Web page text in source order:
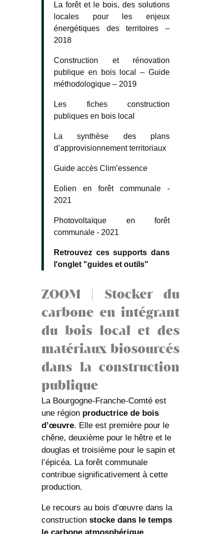
La forêt et le bois, des solutions
locales pour les enjeux
énergétiques des territoires –
2018
Construction et rénovation
publique en bois local – Guide
méthodologique – 2019
Les fiches construction
publiques en bois local
La synthèse des plans
d’approvisionnement territoriaux
Guide accès Clim’essence
Eolien en forêt communale -
2021
Photovoltaïque en forêt
communale - 2021
Retrouvez ces supports dans
l'onglet "guides et outils"
ZOOM | Stocker du
carbone en intégrant
du bois local et des
matériaux biosourcés
dans la construction
publique
La Bourgogne-Franche-Comté est
une région productrice de bois
d’œuvre. Elle est première pour le
chêne, deuxième pour le hêtre et le
douglas et troisième pour le sapin et
l’épicéa. La forêt communale
contribue significativement à cette
production.
Le recours au bois d’œuvre dans la
construction stocke dans le temps